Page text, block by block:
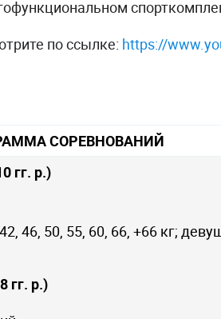
по ссылке: https://
СОРЕВНОВАНИЙ
гг. р.)
46, 50, 55, 60, 66, +66 кг;
гг. р.)